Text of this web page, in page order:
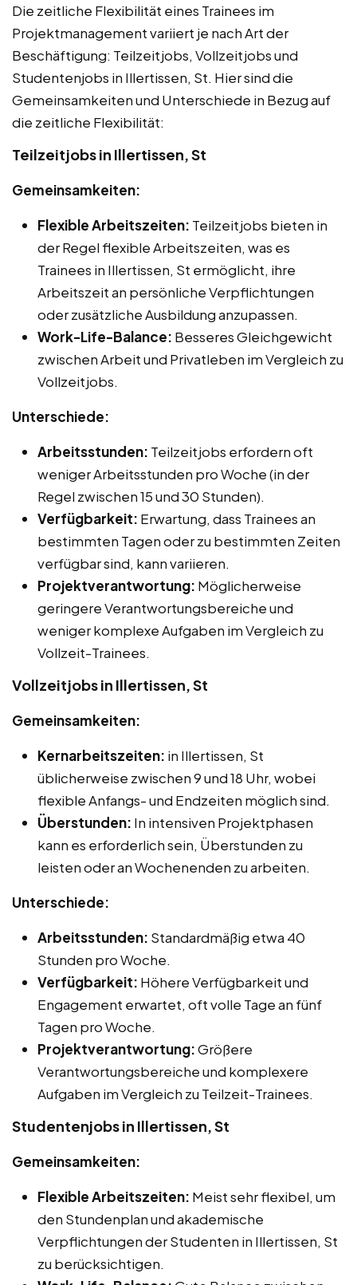
Die zeitliche Flexibilität eines Trainees im
Projektmanagement variiert je nach Art der
Beschäftigung: Teilzeitjobs, Vollzeitjobs und
Studentenjobs in Illertissen, St. Hier sind die
Gemeinsamkeiten und Unterschiede in Bezug auf
die zeitliche Flexibilität:
Teilzeitjobs in Illertissen, St
Gemeinsamkeiten:
Flexible Arbeitszeiten: Teilzeitjobs bieten in
der Regel flexible Arbeitszeiten, was es
Trainees in Illertissen, St ermöglicht, ihre
Arbeitszeit an persönliche Verpflichtungen
oder zusätzliche Ausbildung anzupassen.
Work-Life-Balance: Besseres Gleichgewicht
zwischen Arbeit und Privatleben im Vergleich zu
Vollzeitjobs.
Unterschiede:
Arbeitsstunden: Teilzeitjobs erfordern oft
weniger Arbeitsstunden pro Woche (in der
Regel zwischen 15 und 30 Stunden).
Verfügbarkeit: Erwartung, dass Trainees an
bestimmten Tagen oder zu bestimmten Zeiten
verfügbar sind, kann variieren.
Projektverantwortung: Möglicherweise
geringere Verantwortungsbereiche und
weniger komplexe Aufgaben im Vergleich zu
Vollzeit-Trainees.
Vollzeitjobs in Illertissen, St
Gemeinsamkeiten:
Kernarbeitszeiten: in Illertissen, St
üblicherweise zwischen 9 und 18 Uhr, wobei
flexible Anfangs- und Endzeiten möglich sind.
Überstunden: In intensiven Projektphasen
kann es erforderlich sein, Überstunden zu
leisten oder an Wochenenden zu arbeiten.
Unterschiede:
Arbeitsstunden: Standardmäßig etwa 40
Stunden pro Woche.
Verfügbarkeit: Höhere Verfügbarkeit und
Engagement erwartet, oft volle Tage an fünf
Tagen pro Woche.
Projektverantwortung:Größere
Verantwortungsbereiche und komplexere
Aufgaben im Vergleich zu Teilzeit-Trainees.
Studentenjobs in Illertissen, St
Gemeinsamkeiten:
Flexible Arbeitszeiten: Meist sehr flexibel, um
den Stundenplan und akademische
Verpflichtungen der Studenten in Illertissen, St
zu berücksichtigen.